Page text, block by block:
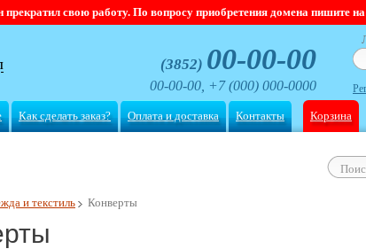
свою работу. По вопросу приобретения домена пишите
(3852) 00-00-00
00-00-00, +7 (000) 000-0000
Как сделать заказ? Оплата и доставка Контакты Корзина
и текстиль Конверты